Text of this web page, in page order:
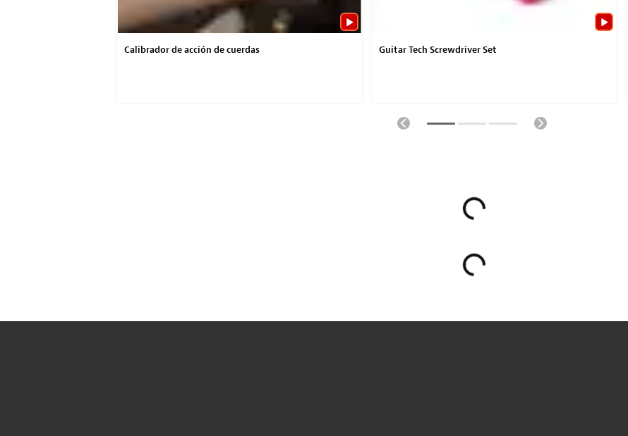
Calibrador de acción de cuerdas Guitar Tech Screwdriver Set